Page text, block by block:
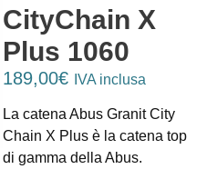
CityChain X
Plus 1060
189,00€ IVA inclusa
La catena Abus Granit City
Chain X Plus è la catena top
di gamma della Abus.